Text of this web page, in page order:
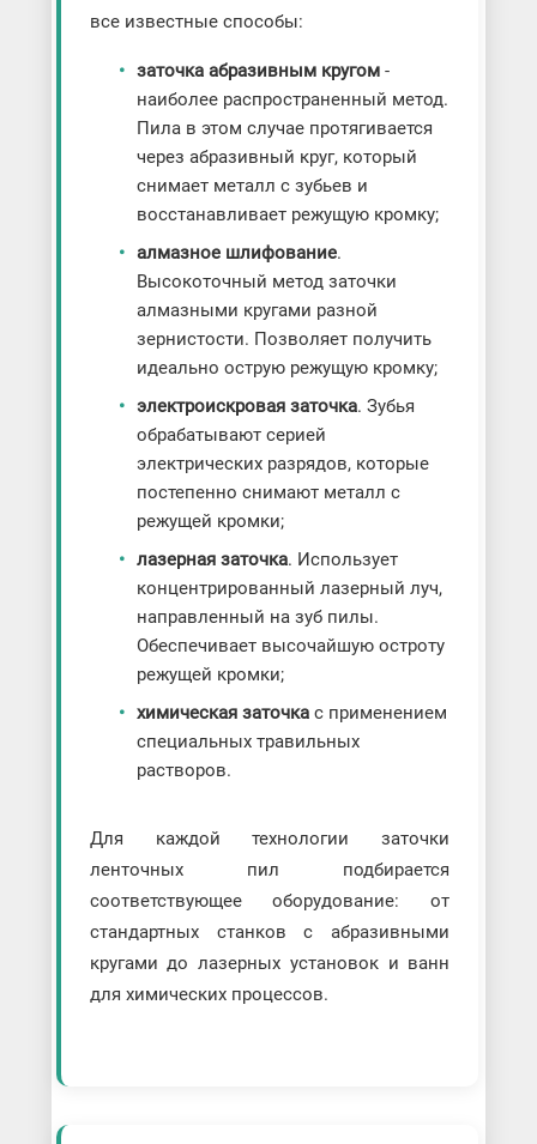
все известные способы:
заточка абразивным кругом-
наиболее распространенный метод.
Пила в этом случае протягивается
через абразивный круг, который
снимает металл с зубьев и
восстанавливает режущую кромку;
алмазное шлифование.
Высокоточный метод заточки
алмазными кругами разной
зернистости. Позволяет получить
идеально острую режущую кромку;
электроискровая заточка. Зубья
обрабатывают серией
электрических разрядов, которые
постепенно снимают металл с
режущей кромки;
лазерная заточка. Использует
концентрированный лазерный луч,
направленный на зуб пилы.
Обеспечивает высочайшую остроту
режущей кромки;
химическая заточка с применением
специальных травильных
растворов.
Для каждой технологии заточки
ленточных пил подбирается
соответствующее оборудование: от
стандартных станков с абразивными
кругами до лазерных установок и ванн
для химических процессов.